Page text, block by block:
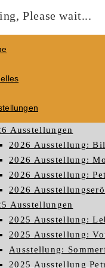
Please wait...
Ausstellungen
2026 Ausstellung:
2026 Ausstellung:
2026 Ausstellung:
2026
Ausstellungen
2025 Ausstellung:
2025 Ausstellung:
Ausstellung:
2025 Ausstellung